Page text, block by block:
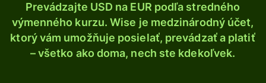
Prevádzajte USD na EUR podľa stredného
výmenného kurzu. Wise je medzinárodný účet,
ktorý vám umožňuje posielať, prevádzať a platiť
– všetko ako doma, nech ste kdekoľvek.